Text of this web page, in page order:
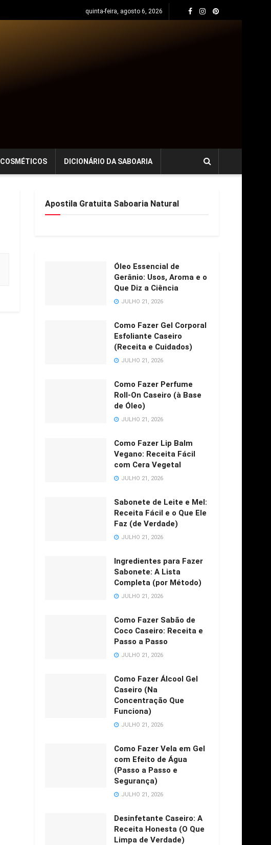
quinta-feira, agosto 6, 2026
COSMÉTICOS DICIONÁRIO DA SABOARIA
Apostila Gratuita Saboaria Natural
Óleo Essencial de
Gerânio: Usos, Aroma e o
Que Diz a Ciência
JULHO 21, 2026
Como Fazer Gel Corporal
Esfoliante Caseiro
(Receita e Cuidados)
JULHO 21, 2026
Como Fazer Perfume
Roll-On Caseiro (à Base
de Óleo)
JULHO 21, 2026
Como Fazer Lip Balm
Vegano: Receita Fácil
com Cera Vegetal
JULHO 21, 2026
Sabonete de Leite e Mel:
Receita Fácil e o Que Ele
Faz (de Verdade)
JULHO 21, 2026
Ingredientes para Fazer
Sabonete: A Lista
Completa (por Método)
JULHO 21, 2026
Como Fazer Sabão de
Coco Caseiro: Receita e
Passo a Passo
JULHO 21, 2026
Como Fazer Álcool Gel
Caseiro (Na
Concentração Que
Funciona)
JULHO 21, 2026
Como Fazer Vela em Gel
com Efeito de Água
(Passo a Passo e
Segurança)
JULHO 21, 2026
Desinfetante Caseiro: A
Receita Honesta (O Que
Limpa de Verdade)